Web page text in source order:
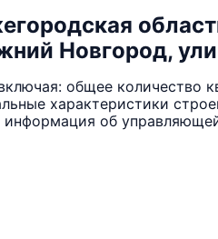
Новгород,
общее количество
характеристики
об